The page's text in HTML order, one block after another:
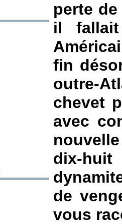
perte
il
fin
outre-
chevet
avec
dix-
de
vous